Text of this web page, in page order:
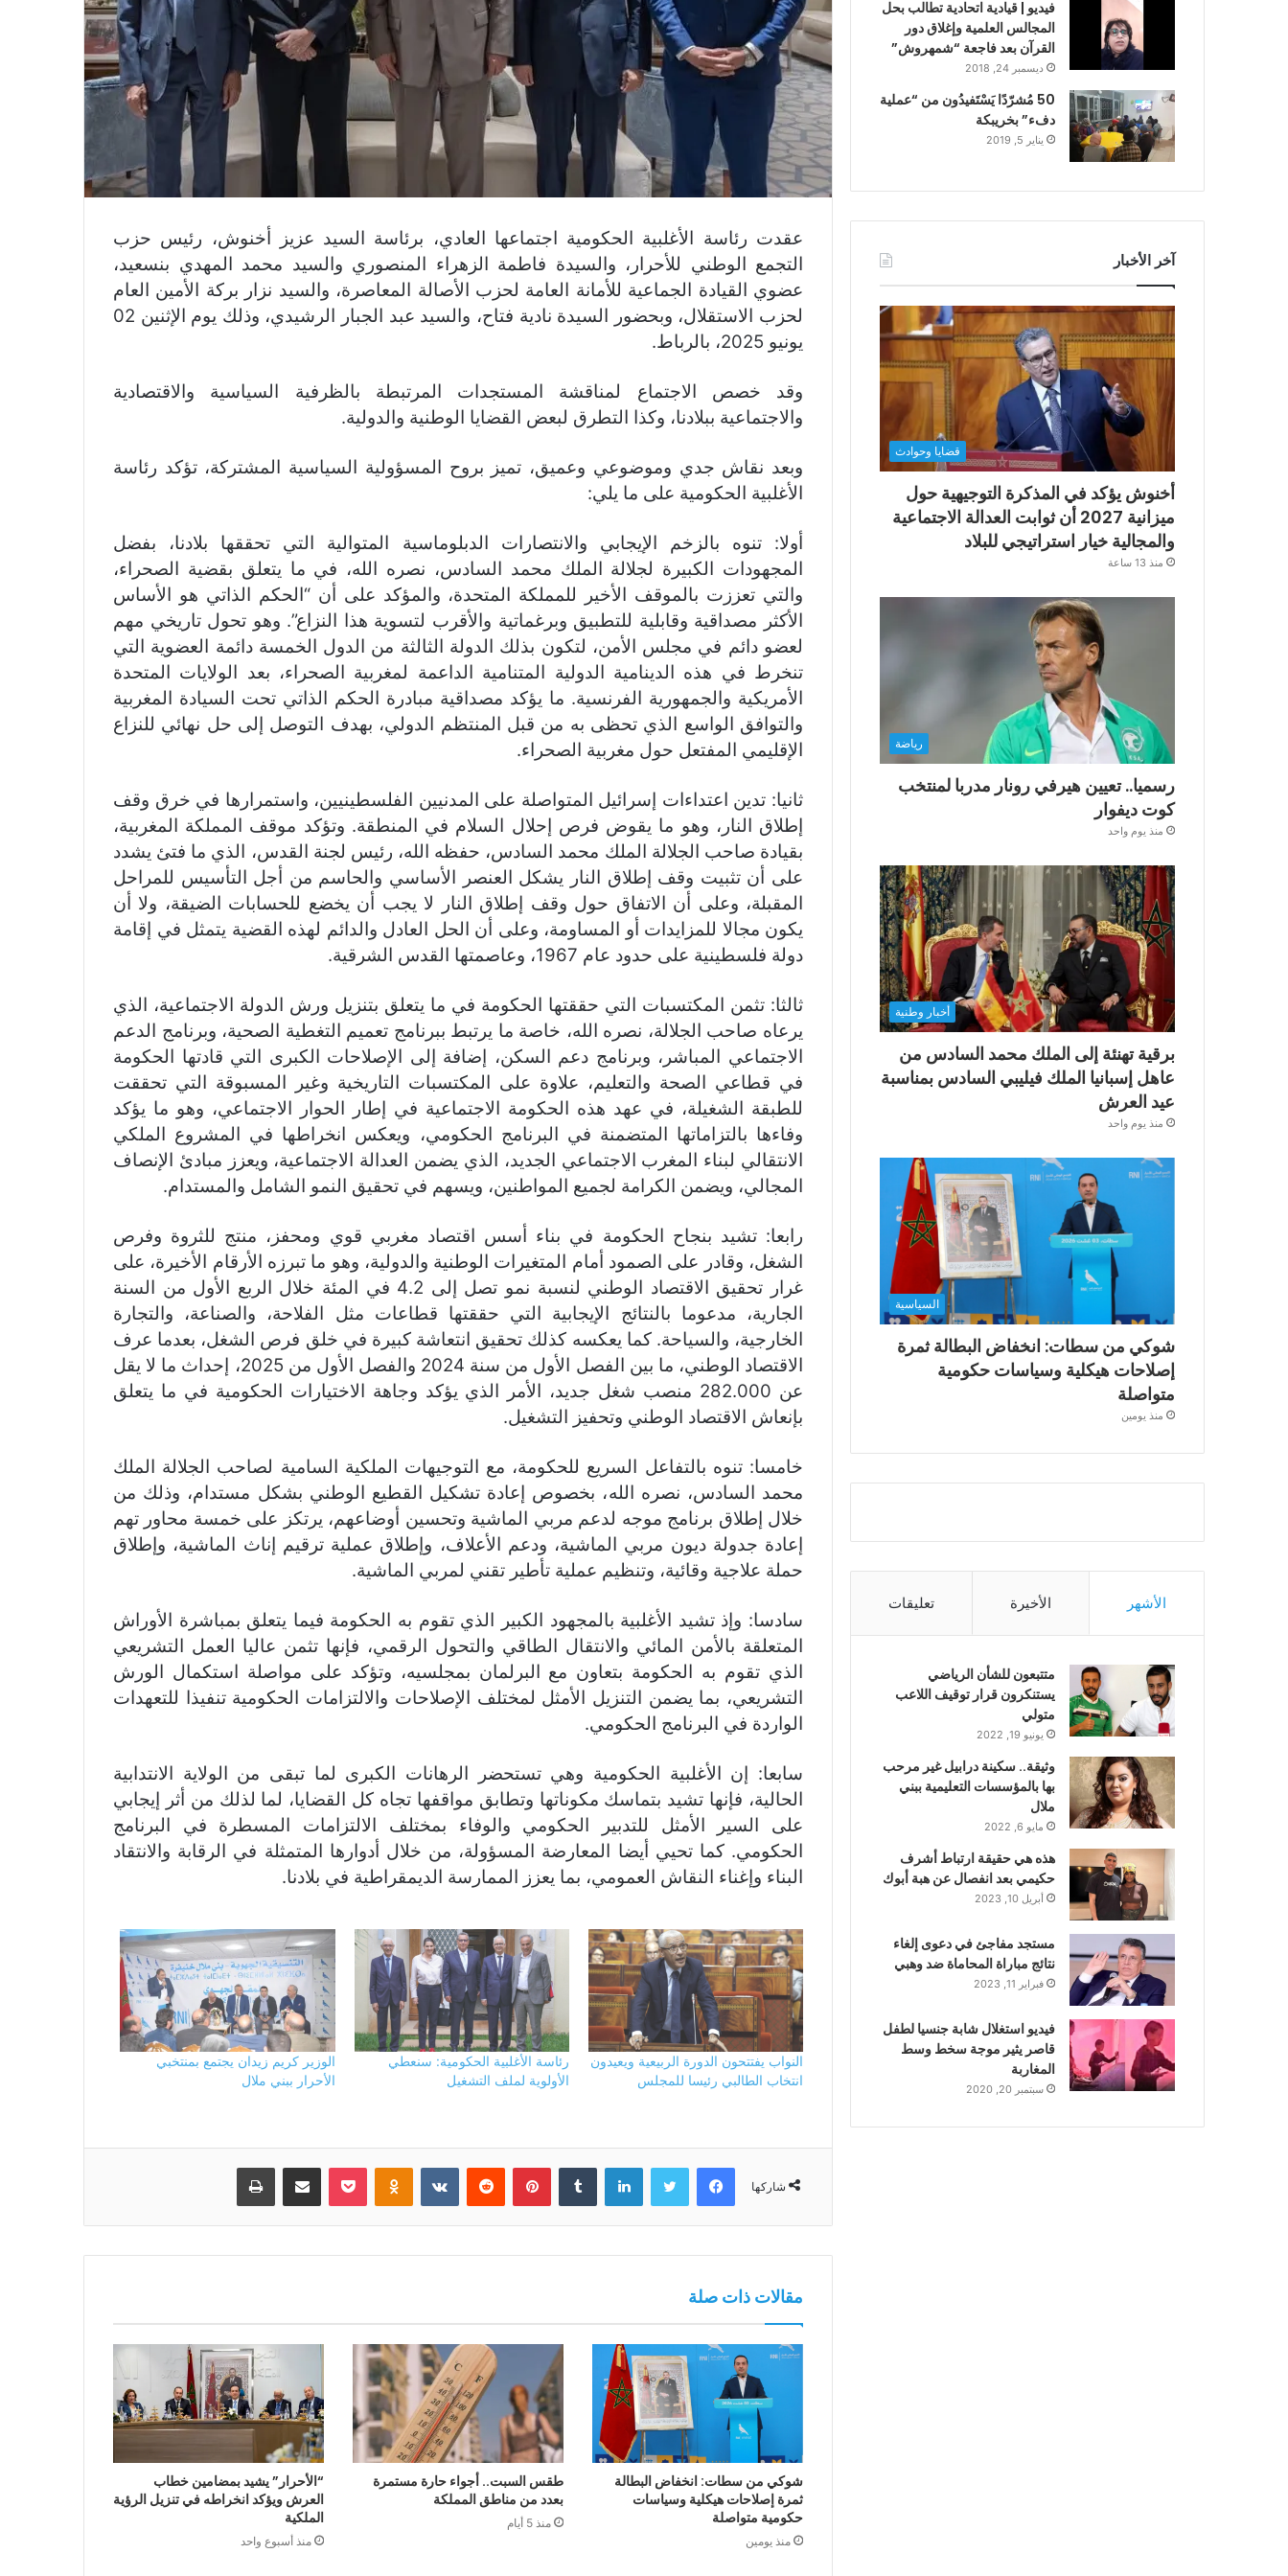
عقدت رئاسة الأغلبية الحكومية اجتماعها العادي، برئاسة السيد عزيز أخنوش، رئيس حزب
التجمع الوطني للأحرار، والسيدة فاطمة الزهراء المنصوري والسيد محمد المهدي بنسعيد،
عضوي القيادة الجماعية للأمانة العامة لحزب الأصالة المعاصرة، والسيد نزار بركة الأمين العام
لحزب الاستقلال، وبحضور السيدة نادية فتاح، والسيد عبد الجبار الرشيدي، وذلك يوم الإثنين 02
يونيو 2025، بالرباط.
وقد خصص الاجتماع لمناقشة المستجدات المرتبطة بالظرفية السياسية والاقتصادية
والاجتماعية ببلادنا، وكذا التطرق لبعض القضايا الوطنية والدولية.
وبعد نقاش جدي وموضوعي وعميق، تميز بروح المسؤولية السياسية المشتركة، تؤكد رئاسة
الأغلبية الحكومية على ما يلي:
أولا: تنوه بالزخم الإيجابي والانتصارات الدبلوماسية المتوالية التي تحققها بلادنا، بفضل
المجهودات الكبيرة لجلالة الملك محمد السادس، نصره الله، في ما يتعلق بقضية الصحراء،
والتي تعززت بالموقف الأخير للمملكة المتحدة، والمؤكد على أن “الحكم الذاتي هو الأساس
الأكثر مصداقية وقابلية للتطبيق وبرغماتية والأقرب لتسوية هذا النزاع”. وهو تحول تاريخي مهم
لعضو دائم في مجلس الأمن، لتكون بذلك الدولة الثالثة من الدول الخمسة دائمة العضوية التي
تنخرط في هذه الدينامية الدولية المتنامية الداعمة لمغربية الصحراء، بعد الولايات المتحدة
الأمريكية والجمهورية الفرنسية. ما يؤكد مصداقية مبادرة الحكم الذاتي تحت السيادة المغربية
والتوافق الواسع الذي تحظى به من قبل المنتظم الدولي، بهدف التوصل إلى حل نهائي للنزاع
الإقليمي المفتعل حول مغربية الصحراء.
ثانيا: تدين اعتداءات إسرائيل المتواصلة على المدنيين الفلسطينيين، واستمرارها في خرق وقف
إطلاق النار، وهو ما يقوض فرص إحلال السلام في المنطقة. وتؤكد موقف المملكة المغربية،
بقيادة صاحب الجلالة الملك محمد السادس، حفظه الله، رئيس لجنة القدس، الذي ما فتئ يشدد
على أن تثبيت وقف إطلاق النار يشكل العنصر الأساسي والحاسم من أجل التأسيس للمراحل
المقبلة، وعلى أن الاتفاق حول وقف إطلاق النار لا يجب أن يخضع للحسابات الضيقة، ولا أن
يكون مجالا للمزايدات أو المساومة، وعلى أن الحل العادل والدائم لهذه القضية يتمثل في إقامة
دولة فلسطينية على حدود عام 1967، وعاصمتها القدس الشرقية.
ثالثا: تثمن المكتسبات التي حققتها الحكومة في ما يتعلق بتنزيل ورش الدولة الاجتماعية، الذي
يرعاه صاحب الجلالة، نصره الله، خاصة ما يرتبط ببرنامج تعميم التغطية الصحية، وبرنامج الدعم
الاجتماعي المباشر، وبرنامج دعم السكن، إضافة إلى الإصلاحات الكبرى التي قادتها الحكومة
في قطاعي الصحة والتعليم، علاوة على المكتسبات التاريخية وغير المسبوقة التي تحققت
للطبقة الشغيلة، في عهد هذه الحكومة الاجتماعية في إطار الحوار الاجتماعي، وهو ما يؤكد
وفاءها بالتزاماتها المتضمنة في البرنامج الحكومي، ويعكس انخراطها في المشروع الملكي
الانتقالي لبناء المغرب الاجتماعي الجديد، الذي يضمن العدالة الاجتماعية، ويعزز مبادئ الإنصاف
المجالي، ويضمن الكرامة لجميع المواطنين، ويسهم في تحقيق النمو الشامل والمستدام.
رابعا: تشيد بنجاح الحكومة في بناء أسس اقتصاد مغربي قوي ومحفز، منتج للثروة وفرص
الشغل، وقادر على الصمود أمام المتغيرات الوطنية والدولية، وهو ما تبرزه الأرقام الأخيرة، على
غرار تحقيق الاقتصاد الوطني لنسبة نمو تصل إلى 4.2 في المئة خلال الربع الأول من السنة
الجارية، مدعوما بالنتائج الإيجابية التي حققتها قطاعات مثل الفلاحة، والصناعة، والتجارة
الخارجية، والسياحة. كما يعكسه كذلك تحقيق انتعاشة كبيرة في خلق فرص الشغل، بعدما عرف
الاقتصاد الوطني، ما بين الفصل الأول من سنة 2024 والفصل الأول من 2025، إحداث ما لا يقل
عن 282.000 منصب شغل جديد، الأمر الذي يؤكد وجاهة الاختيارات الحكومية في ما يتعلق
بإنعاش الاقتصاد الوطني وتحفيز التشغيل.
خامسا: تنوه بالتفاعل السريع للحكومة، مع التوجيهات الملكية السامية لصاحب الجلالة الملك
محمد السادس، نصره الله، بخصوص إعادة تشكيل القطيع الوطني بشكل مستدام، وذلك من
خلال إطلاق برنامج موجه لدعم مربي الماشية وتحسين أوضاعهم، يرتكز على خمسة محاور تهم
إعادة جدولة ديون مربي الماشية، ودعم الأعلاف، وإطلاق عملية ترقيم إناث الماشية، وإطلاق
حملة علاجية وقائية، وتنظيم عملية تأطير تقني لمربي الماشية.
سادسا: وإذ تشيد الأغلبية بالمجهود الكبير الذي تقوم به الحكومة فيما يتعلق بمباشرة الأوراش
المتعلقة بالأمن المائي والانتقال الطاقي والتحول الرقمي، فإنها تثمن عاليا العمل التشريعي
الذي تقوم به الحكومة بتعاون مع البرلمان بمجلسيه، وتؤكد على مواصلة استكمال الورش
التشريعي، بما يضمن التنزيل الأمثل لمختلف الإصلاحات والالتزامات الحكومية تنفيذا للتعهدات
الواردة في البرنامج الحكومي.
سابعا: إن الأغلبية الحكومية وهي تستحضر الرهانات الكبرى لما تبقى من الولاية الانتدابية
الحالية، فإنها تشيد بتماسك مكوناتها وتطابق مواقفها تجاه كل القضايا، لما لذلك من أثر إيجابي
على السير الأمثل للتدبير الحكومي والوفاء بمختلف الالتزامات المسطرة في البرنامج
الحكومي. كما تحيي أيضا المعارضة المسؤولة، من خلال أدوارها المتمثلة في الرقابة والانتقاد
البناء وإغناء النقاش العمومي، بما يعزز الممارسة الديمقراطية في بلادنا.
النواب يفتتحون الدورة الربيعية ويعيدون
انتخاب الطالبي رئيسا للمجلس
رئاسة الأغلبية الحكومية: سنعطي
الأولوية لملف التشغيل
الوزير كريم زيدان يجتمع بمنتخبي
الأحرار ببني ملال
شاركها
فيسبوك تويتر لينكدإن بينتيريست Odnoklassniki
بوكيت مشاركة عبر البريد طباعة
مقالات ذات صلة
شوكي من سطات: انخفاض البطالة
ثمرة إصلاحات هيكلية وسياسات
حكومية متواصلة
منذ يومين
طقس السبت.. أجواء حارة مستمرة
بعدد من مناطق المملكة
منذ 5 أيام
“الأحرار” يشيد بمضامين خطاب
العرش ويؤكد انخراطه في تنزيل الرؤية
الملكية
منذ أسبوع واحد
فيديو | قيادية اتحادية تطالب بحل
المجالس العلمية وإغلاق دور
القرآن بعد فاجعة “شمهروش”
ديسمبر 24, 2018
50 مُشرّدًا يَسْتَفيدُون من “عملية
دفء” بخريبكة
يناير 5, 2019
آخر الأخبار
قضايا وحوادث
أخنوش يؤكد في المذكرة التوجيهية حول
ميزانية 2027 أن ثوابت العدالة الاجتماعية
والمجالية خيار استراتيجي للبلاد
منذ 13 ساعة
رياضة
رسميا.. تعيين هيرفي رونار مدربا لمنتخب
كوت ديفوار
منذ يوم واحد
أخبار وطنية
برقية تهنئة إلى الملك محمد السادس من
عاهل إسبانيا الملك فيليبي السادس بمناسبة
عيد العرش
منذ يوم واحد
السياسية
شوكي من سطات: انخفاض البطالة ثمرة
إصلاحات هيكلية وسياسات حكومية
متواصلة
منذ يومين
الأشهر الأخيرة تعليقات
متتبعون للشأن الرياضي
يستنكرون قرار توقيف اللاعب
متولي
يونيو 19, 2022
وثيقة.. سكينة درابيل غير مرحب
بها بالمؤسسات التعليمية ببني
ملال
مايو 6, 2022
هذه هي حقيقة ارتباط أشرف
حكيمي بعد انفصال عن هبة أبوك
أبريل 10, 2023
مستجد مفاجئ في دعوى إلغاء
نتائج مباراة المحاماة ضد وهبي
فبراير 11, 2023
فيديو استغلال شابة جنسيا لطفل
قاصر يثير موجة سخط وسط
المغاربة
سبتمبر 20, 2020